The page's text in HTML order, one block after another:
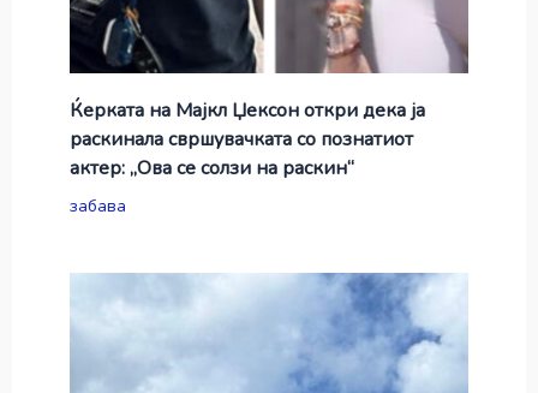
Ќерката на Мајкл Џексон откри дека ја
раскинала свршувачката со познатиот
актер: „Ова се солзи на раскин“
забава